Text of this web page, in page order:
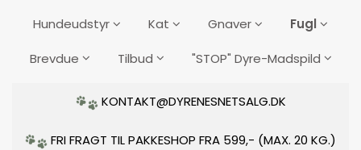
Hundeudstyr Kat Gnaver Fugl
Brevdue Tilbud "STOP" Dyre-Madspild
KONTAKT@DYRENESNETSALG.DK
FRI FRAGT TIL PAKKESHOP FRA 599,- (MAX. 20 KG.)